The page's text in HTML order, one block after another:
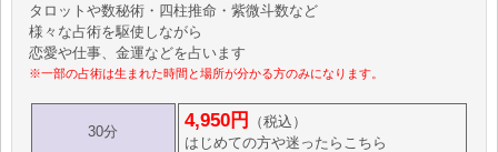
タロットや数秘術・四柱推命・紫微斗数など
様々な占術を駆使しながら
恋愛や仕事、金運などを占います
※一部の占術は生まれた時間と場所が分かる方のみになります。
30分
4,950円
（税込）
はじめての方や迷ったらこちら